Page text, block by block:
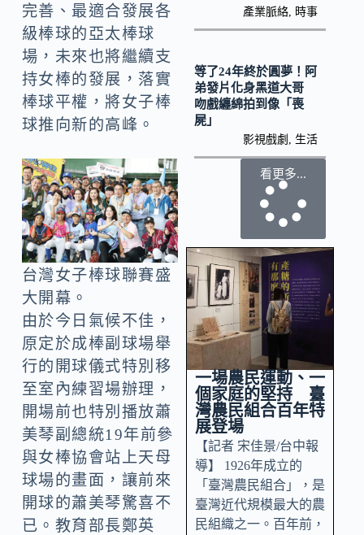
完善、最適合發展各
級棒球的亞太棒球
場，未來也將繼續支
持女棒的發展，落實
棒球平權，將女子棒
球推向新的高峰。
台灣女子棒球聯賽盛
大開幕。
由於今日氣候不佳，
原定於成棒副球場舉
行的開球儀式特別移
至室內練習場辦理，
開場前也特別播放蕭
美琴副總統19年前參
與女棒協會站上天母
球場的畫面，讓前來
開球的蕭美琴驚喜不
已。教育部長鄭英
產業脈絡 時事
等了24年終於圓夢！阿
弟發片化身黑道大哥
吻戲纏綿拍到像「喪
屍」
影視戲劇 生活
看更多...
一場農民運動、一
個家庭的堅持 臺
灣農民組合百年特
展登場
【記者 宋佳景/台中報
導】 1926年成立的
「臺灣農民組合」，是
臺灣近代規模最大的農
民組織之一。百年前，